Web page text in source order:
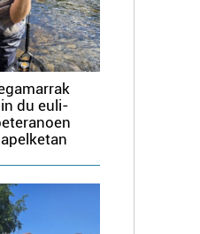
du euli-